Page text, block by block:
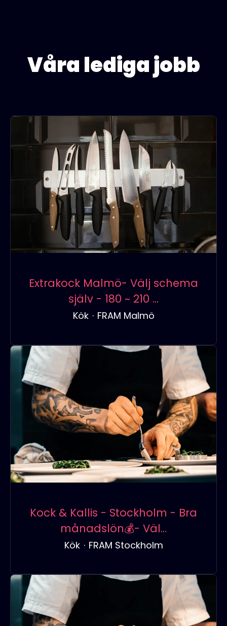
Våra lediga jobb
Extrakock Malmö- Välj schema
själv - 180 ~ 210 ...
Kök · FRAM Malmö
Kock & Kallis - Stockholm - Bra
månadslön💰- Väl...
Kök · FRAM Stockholm